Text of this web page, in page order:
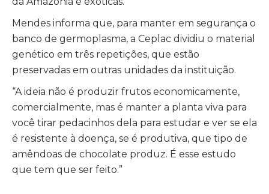
Mendes informa que, para manter em segurança o
banco de germoplasma, a Ceplac dividiu o material
genético em três repetições, que estão
preservadas em outras unidades da instituição.
“A ideia não é produzir frutos economicamente,
comercialmente, mas é manter a planta viva para
você tirar pedacinhos dela para estudar e ver se ela
é resistente à doença, se é produtiva, que tipo de
amêndoas de chocolate produz. É esse estudo
que tem que ser feito.”